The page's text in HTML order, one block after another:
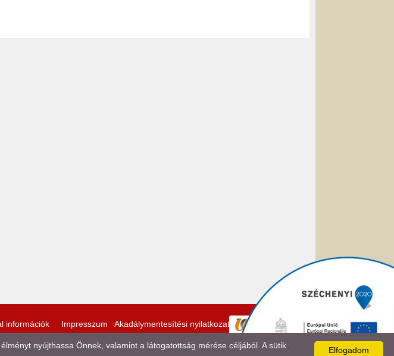
információk Impresszum Akadálymentesítési nyilatkozat
Elfogadom
nyújthassa Önnek, valamint a látogatottság mérése céljából. A sütik